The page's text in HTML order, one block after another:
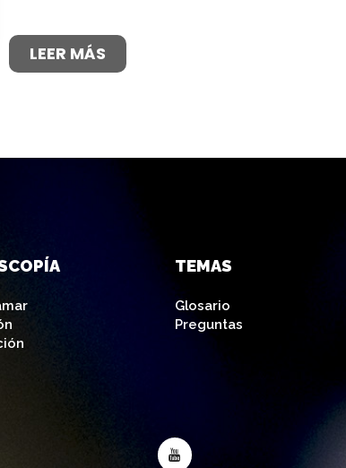
LEER MÁS
TEMAS
Glosario
Preguntas